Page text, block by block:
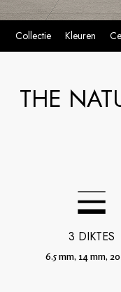
Collectie Kleuren
THE
3 DIKTES
6.5 mm, 14 mm,